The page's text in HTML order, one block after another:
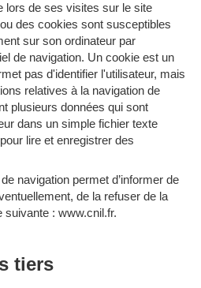
lors de ses visites sur le site
des cookies sont susceptibles
sur son ordinateur par
de navigation. Un cookie est un
pas d'identifier l'utilisateur, mais
relatives à la navigation de
plusieurs données qui sont
dans un simple fichier texte
lire et enregistrer des
navigation permet d’informer de
de la refuser de la
suivante : www.cnil.fr.
tiers